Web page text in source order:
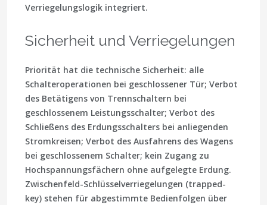
Verriegelungslogik integriert.
Sicherheit und Verriegelungen
Priorität hat die technische Sicherheit: alle
Schalteroperationen bei geschlossener Tür; Verbot
des Betätigens von Trennschaltern bei
geschlossenem Leistungsschalter; Verbot des
Schließens des Erdungsschalters bei anliegenden
Stromkreisen; Verbot des Ausfahrens des Wagens
bei geschlossenem Schalter; kein Zugang zu
Hochspannungsfächern ohne aufgelegte Erdung.
Zwischenfeld-Schlüsselverriegelungen (trapped-
key) stehen für abgestimmte Bedienfolgen über